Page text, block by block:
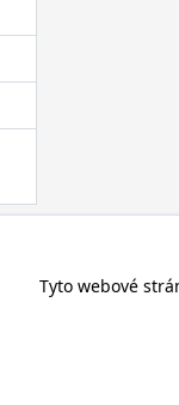
Tyto webové